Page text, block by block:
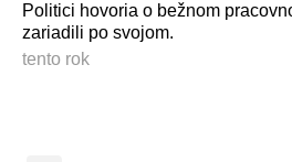
Politici hovoria o bežnom
zariadili po svojom.
tento rok